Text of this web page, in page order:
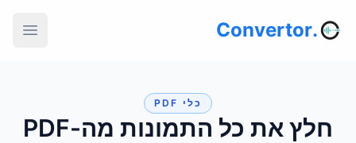
.Convertor
כלי PDF
חלץ את כל התמונות מה-PDF